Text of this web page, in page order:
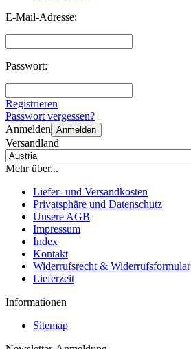
E-Mail-Adresse:
Passwort:
Registrieren
Passwort vergessen?
Anmelden Anmelden
Versandland
Mehr über...
Liefer- und Versandkosten
Privatsphäre und Datenschutz
Unsere AGB
Impressum
Index
Kontakt
Widerrufsrecht & Widerrufsformular
Lieferzeit
Informationen
Sitemap